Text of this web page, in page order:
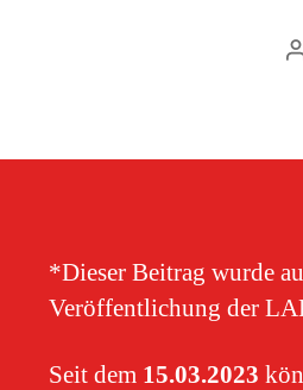
*Dieser Beitrag wurde
Veröffentlichung der
Seit dem 15.03.2023